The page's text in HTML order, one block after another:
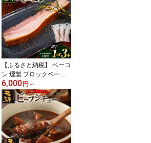
【ふるさと納税】 ベーコ
ン 燻製 ブロックベーコ
ン 選べる 200g 600g
【化学調味料等無添加】
[グリュン江南 愛知県 江
南市 ko23btu160007] 肉
岩塩 豚肉 厚切り ブロッ
ク ジューシー 無添加 肉
加工品 加工品 真空パッ
6,000円 ～